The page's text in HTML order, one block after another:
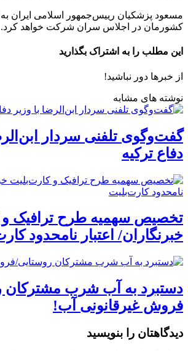
مسعود پزشکیان رییس‌جمهور اسلامی ایران به
کشورمان در اجلاس سران شرکت خواهد کرد.
این مطلب را به اشتراک بگذارید
از خبرها دور نباشید!
نوشته های مشابه
گفت‌وگوی تلفنی سردار
دفاع ترکیه
تخصیص سهمیه طرح ترافیک و
خبرنگاران/ اعتبار نامحدود
دستبرد به آب شرب مشترکان
فروش غیرقانونی آب!
دیدگاهتان را بنویسید